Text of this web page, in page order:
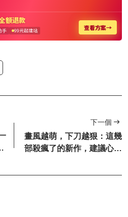
下一個
畫風越萌，下刀越狠：這幾
部殺瘋了的新作，建議心理